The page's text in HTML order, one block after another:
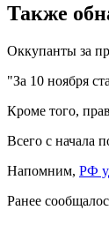
Также
Оккупанты за
"За 10 ноября
Кроме того,
Всего с начала
Напомним, РФ
Ранее